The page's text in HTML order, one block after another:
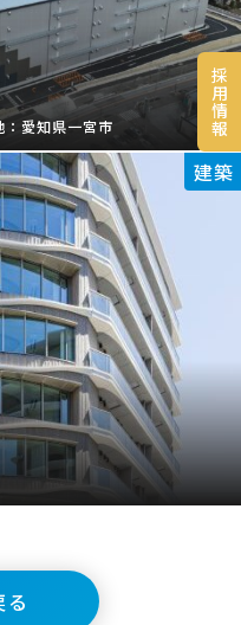
採
用
情
報
愛知県一宮市
建築